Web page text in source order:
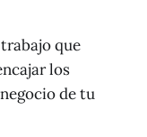
que
los
de tu